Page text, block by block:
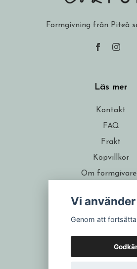
Formgivning från Piteå
Läs mer
Kontakt
FAQ
Frakt
Köpvillkor
Om
Presentkort
Vi
Genom att